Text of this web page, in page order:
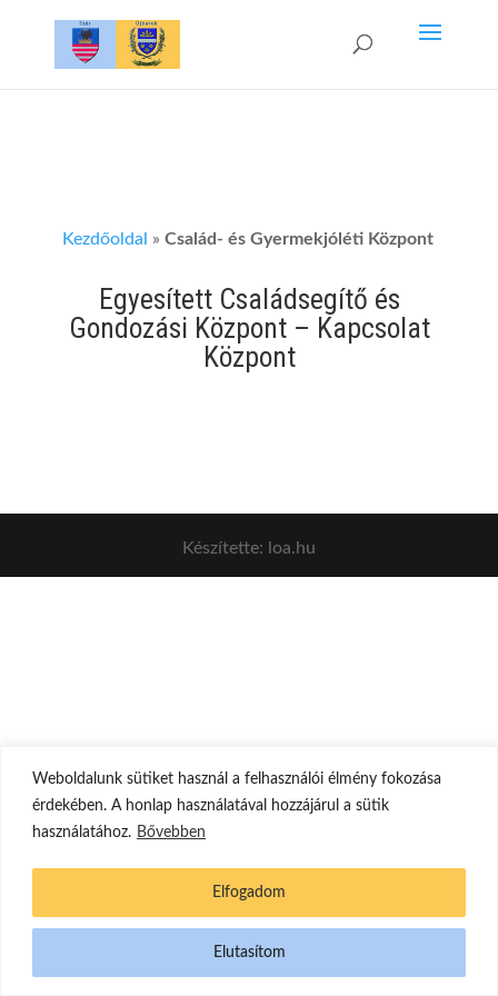
Weboldalunk sütiket használ a felhasználói élmény fokozása
érdekében. A honlap használatával hozzájárul a sütik
használatához. Bővebben
Elutasítom
Elfogadom
Kezdőoldal » Család- és Gyermekjóléti Központ
Egyesített Családsegítő és
Gondozási Központ – Kapcsolat
Központ
Készítette: loa.hu